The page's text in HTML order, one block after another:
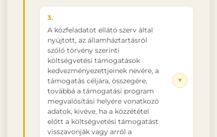
3.
A közfeladatot ellátó szerv által
nyújtott, az államháztartásról
szóló törvény szerinti
költségvetési támogatások
kedvezményezettjeinek nevére, a
támogatás céljára, összegére,
továbbá a támogatási program
megvalósítási helyére vonatkozó
adatok, kivéve, ha a közzététel
előtt a költségvetési támogatást
visszavonják vagy arról a
▾